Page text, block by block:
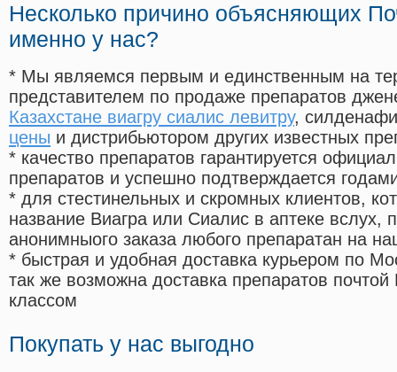
Несколько причино объясняющих
именно у нас?
* Мы являемся первым и единственным на
представителем по продаже препаратов
Казахстане виагру сиалис левитру,
цены и дистрибьютором других известных
* качество препаратов гарантируется
препаратов и успешно подтверждается
* для стестинельных и скромных клиентов,
название Виагра или Сиалис в аптеке вслух,
анонимныого заказа любого препаратан на
* быстрая и удобная доставка курьером по
так же возможна доставка препаратов
классом
Покупать у нас выгодно